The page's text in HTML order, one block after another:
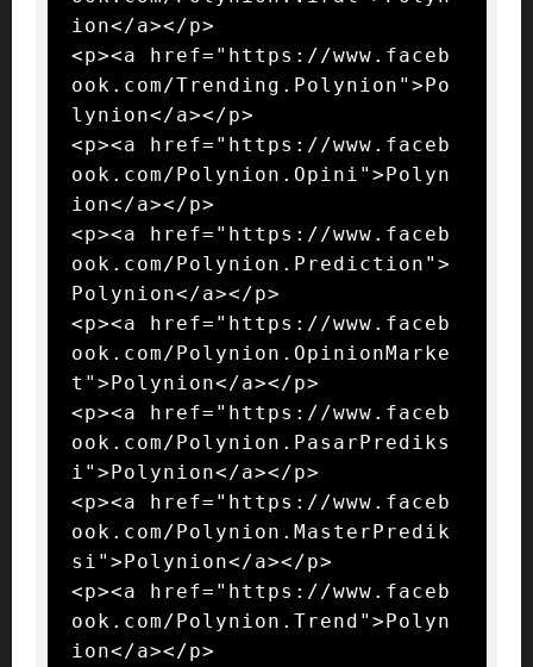
ion</a></p>
<p><a href="https://www.faceb
ook.com/Trending.Polynion">Po
lynion</a></p>
<p><a href="https://www.faceb
ook.com/Polynion.Opini">Polyn
ion</a></p>
<p><a href="https://www.faceb
ook.com/Polynion.Prediction">
Polynion</a></p>
<p><a href="https://www.faceb
ook.com/Polynion.OpinionMarke
t">Polynion</a></p>
<p><a href="https://www.faceb
ook.com/Polynion.PasarPrediks
i">Polynion</a></p>
<p><a href="https://www.faceb
ook.com/Polynion.MasterPredik
si">Polynion</a></p>
<p><a href="https://www.faceb
ook.com/Polynion.Trend">Polyn
ion</a></p>